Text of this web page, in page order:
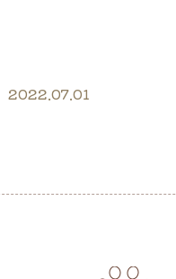
2022.07.01